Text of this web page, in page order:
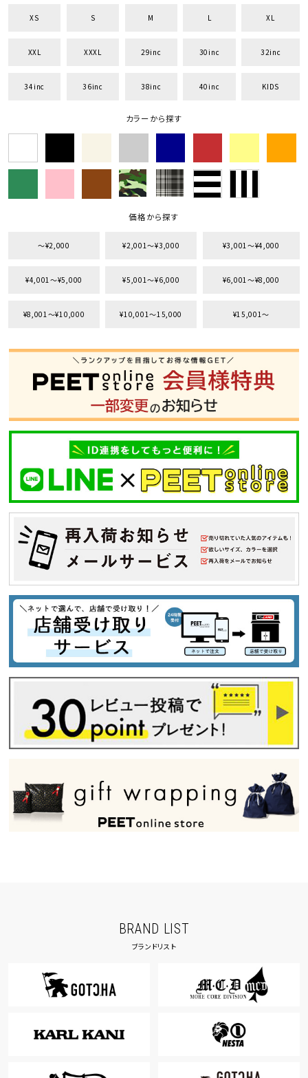
XS S M L XL
XXL XXXL 29inc 30inc 32inc
34inc 36inc 38inc 40inc KIDS
カラーから探す
価格から探す
〜¥2,000 ¥2,001〜¥3,000 ¥3,001〜¥4,000
¥4,001〜¥5,000 ¥5,001〜¥6,000 ¥6,001〜¥8,000
¥8,001〜¥10,000 ¥10,001〜15,000 ¥15,001〜
BRAND LIST
ブランドリスト